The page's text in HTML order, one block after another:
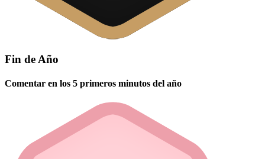
Fin de Año
Comentar en los 5 primeros minutos del año